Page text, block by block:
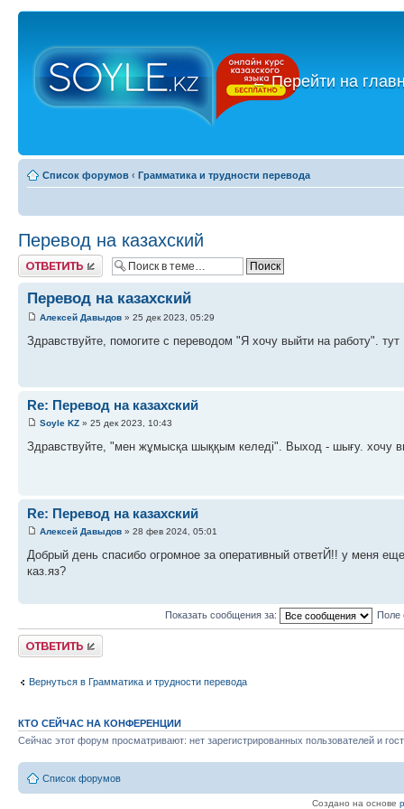
←Перейти на
Список форумов ‹ Грамматика и трудности перевода
Перевод на казахский
Ответить
Перевод на казахский
Алексей Давыдов » 25 дек 2023, 05:29
Здравствуйте, помогите с переводом "Я хочу выйти на работу".
Re: Перевод на казахский
Soyle KZ » 25 дек 2023, 10:43
Здравствуйте, "мен жұмысқа шыққым келеді". Выход - шығу. хочу
Re: Перевод на казахский
Алексей Давыдов » 28 фев 2024, 05:01
Добрый день спасибо огромное за оперативный ответЙ!! у меня
каз.яз?
Показать сообщения за: Поле
Ответить
Вернуться в Грамматика и трудности перевода
КТО СЕЙЧАС НА КОНФЕРЕНЦИИ
Сейчас этот форум просматривают: нет зарегистрированных пользователей и
Список форумов
Создано на основе